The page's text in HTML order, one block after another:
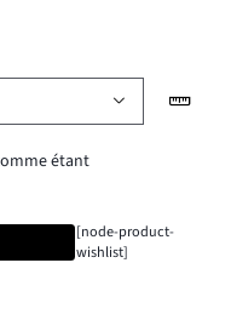
étant
[node-product-
wishlist]